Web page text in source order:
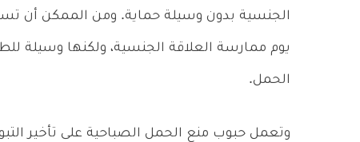
الجنسية بدون وسيلة حماية. ومن الممكن أن
يوم ممارسة العلاقة الجنسية، ولكنها وسيلة
الحمل.
وتعمل حبوب منع الحمل الصباحية على تأخير